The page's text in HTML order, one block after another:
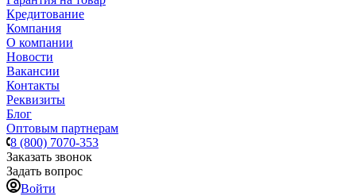
Кредитование
Компания
О компании
Новости
Вакансии
Контакты
Реквизиты
Блог
Оптовым партнерам
8 (800) 7070-353
Заказать звонок
Задать вопрос
Войти